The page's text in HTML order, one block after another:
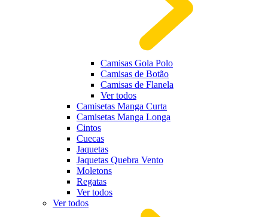
Camisas Gola Polo
Camisas de Botão
Camisas de Flanela
Ver todos
Camisetas Manga Curta
Camisetas Manga Longa
Cintos
Cuecas
Jaquetas
Jaquetas Quebra Vento
Moletons
Regatas
Ver todos
Ver todos